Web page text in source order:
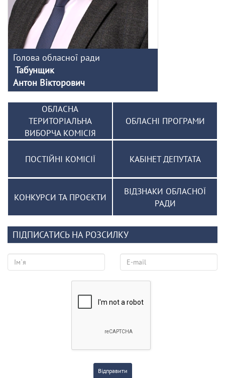
Голова обласної ради
Табунщик
Антон Вікторович
ОБЛАСНА
ТЕРИТОРІАЛЬНА
ВИБОРЧА КОМІСІЯ
ОБЛАСНІ ПРОГРАМИ
ПОСТІЙНІ КОМІСІЇ КАБІНЕТ ДЕПУТАТА
КОНКУРСИ ТА ПРОЄКТИ
ВІДЗНАКИ ОБЛАСНОЇ
РАДИ
ПІДПИСАТИСЬ НА РОЗСИЛКУ
Відправити